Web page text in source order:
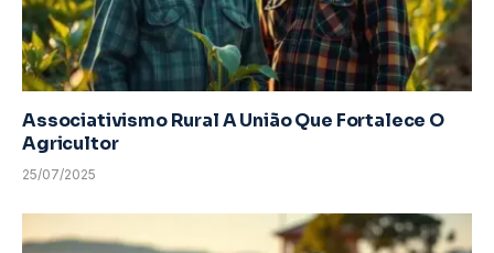
Associativismo Rural A União Que Fortalece O
Agricultor
25/07/2025